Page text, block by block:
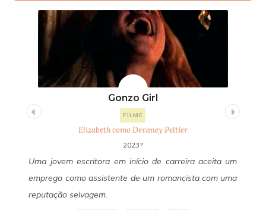
Gonzo Girl
FILME
Elizabeth como Devaney Peltier
2023?
Uma jovem escritora em início de carreira aceita um
emprego como assistente de um romancista com uma
reputação selvagem.